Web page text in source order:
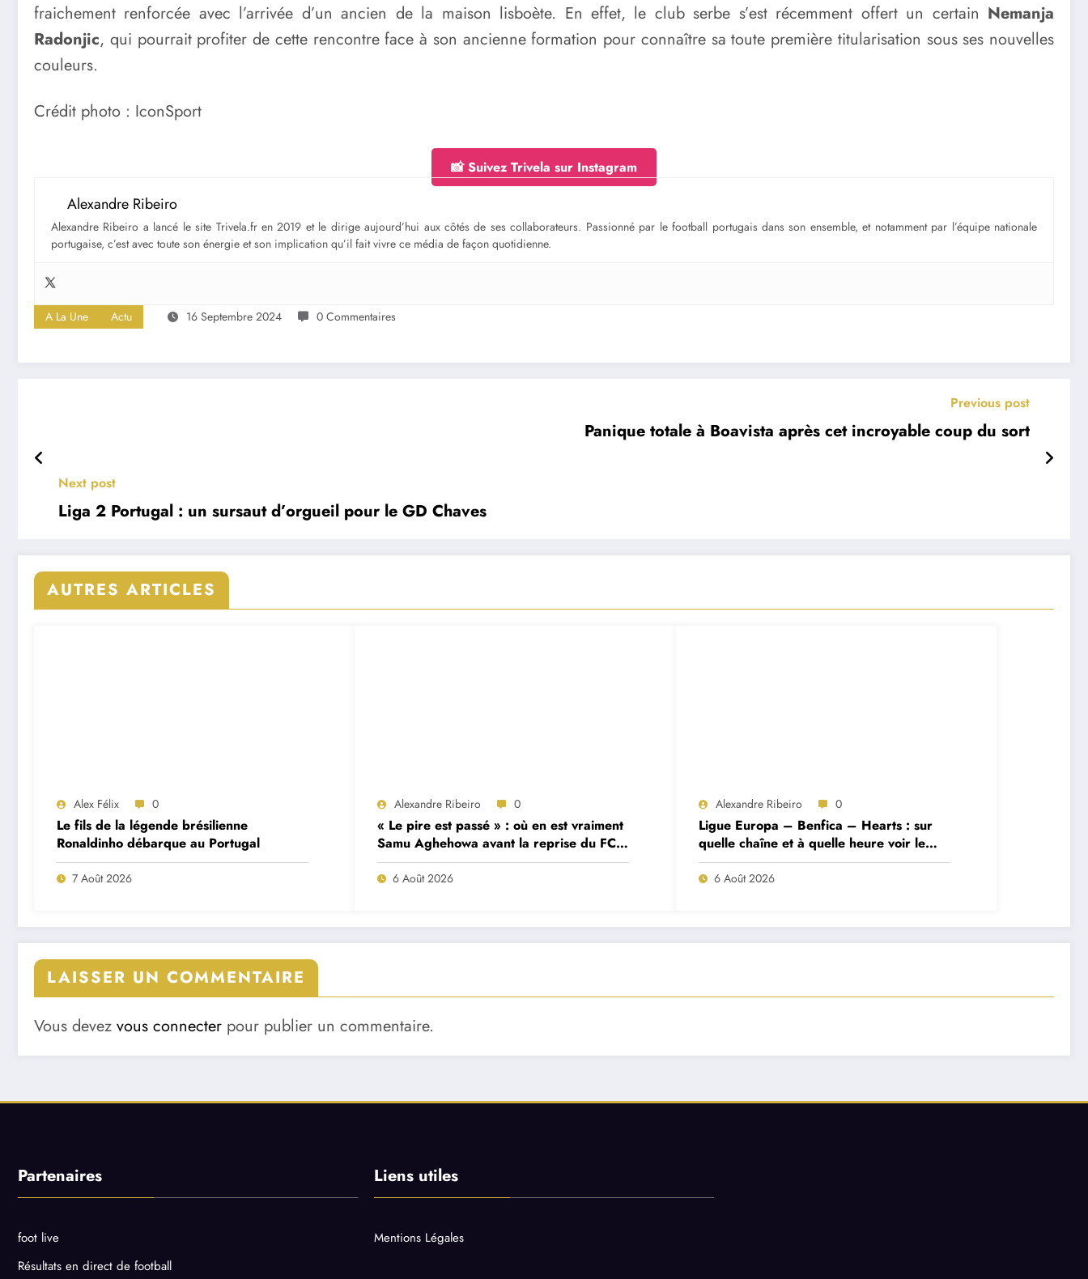
fraichement renforcée avec l’arrivée d’un ancien de la maison lisboète. En effet, le club serbe s’est récemment offert un certain Nemanja
Radonjic, qui pourrait profiter de cette rencontre face à son ancienne formation pour connaître sa toute première titularisation sous ses nouvelles
couleurs.
Crédit photo : IconSport
📸 Suivez Trivela sur Instagram
Alexandre Ribeiro
Alexandre Ribeiro a lancé le site Trivela.fr en 2019 et le dirige aujourd’hui aux côtés de ses collaborateurs. Passionné par le football portugais dans son ensemble, et notamment par l’équipe nationale
portugaise, c’est avec toute son énergie et son implication qu’il fait vivre ce média de façon quotidienne.
A La Une Actu 16 Septembre 2024 0 Commentaires
Previous post
Panique totale à Boavista après cet incroyable coup du sort
Next post
Liga 2 Portugal : un sursaut d’orgueil pour le GD Chaves
AUTRES ARTICLES
Alex Félix 0
Le fils de la légende brésilienne
Ronaldinho débarque au Portugal
7 Août 2026
Alexandre Ribeiro 0
« Le pire est passé » : où en est vraiment
Samu Aghehowa avant la reprise du FC
Porto ?
6 Août 2026
Alexandre Ribeiro 0
Ligue Europa – Benfica – Hearts : sur
quelle chaîne et à quelle heure voir le
match ?
6 Août 2026
LAISSER UN COMMENTAIRE
Vous devez vous connecter pour publier un commentaire.
Partenaires
foot live
Résultats en direct de football
Liens utiles
Mentions Légales